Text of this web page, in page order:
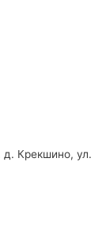
д. Крекшино, ул.